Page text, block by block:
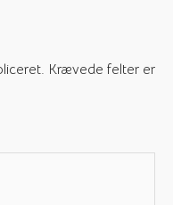
Krævede felter er